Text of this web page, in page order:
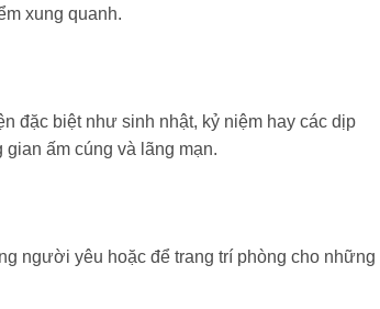
xung quanh.
đặc biệt như sinh nhật, kỷ niệm hay các dịp
gian ấm cúng và lãng mạn.
người yêu hoặc để trang trí phòng cho những